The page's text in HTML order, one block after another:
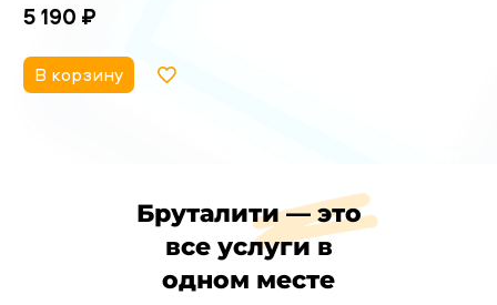
5 190 ₽
В корзину
Бруталити — это
все услуги в
одном месте